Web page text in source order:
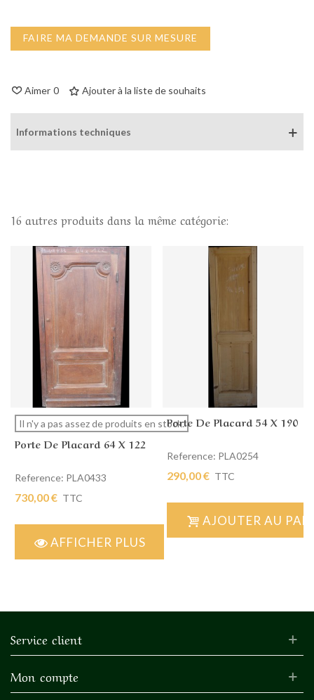
FAIRE MA DEMANDE SUR MESURE
Aimer 0 Ajouter à la liste de souhaits
Informations techniques
16 autres produits dans la même catégorie:
Il n'y a pas assez de produits en stock.
Porte De Placard 64 X 122
Reference: PLA0433
730,00 € TTC
AFFICHER PLUS
Porte De Placard 54 X 190
Reference: PLA0254
290,00 € TTC
AJOUTER AU
Service client
Mon compte